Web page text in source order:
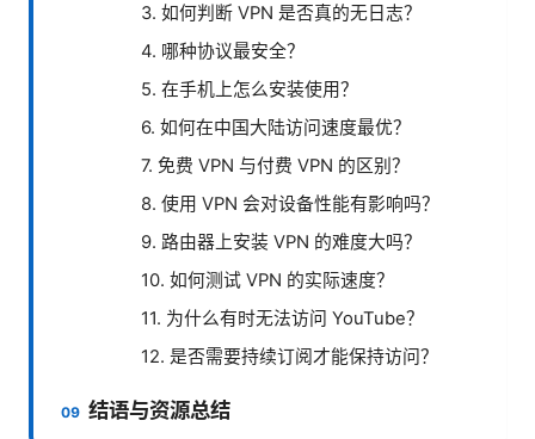
3. 如何判断 VPN 是否真的无日志？
4. 哪种协议最安全？
5. 在手机上怎么安装使用？
6. 如何在中国大陆访问速度最优？
7. 免费 VPN 与付费 VPN 的区别？
8. 使用 VPN 会对设备性能有影响吗？
9. 路由器上安装 VPN 的难度大吗？
10. 如何测试 VPN 的实际速度？
11. 为什么有时无法访问 YouTube？
12. 是否需要持续订阅才能保持访问？
结语与资源总结